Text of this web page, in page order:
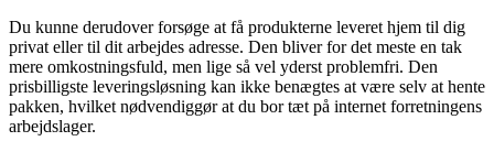
Du kunne derudover forsøge at få produkterne leveret hjem til dig
privat eller til dit arbejdes adresse. Den bliver for det meste en tak
mere omkostningsfuld, men lige så vel yderst problemfri. Den
prisbilligste leveringsløsning kan ikke benægtes at være selv at hente
pakken, hvilket nødvendiggør at du bor tæt på internet forretningens
arbejdslager.